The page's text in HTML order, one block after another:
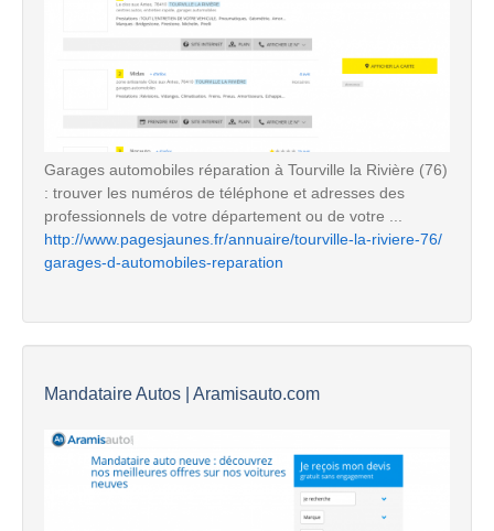
Garages automobiles réparation à Tourville la Rivière (76)
: trouver les numéros de téléphone et adresses des
professionnels de votre département ou de votre ...
http://www.pagesjaunes.fr/annuaire/tourville-la-riviere-76/
garages-d-automobiles-reparation
Mandataire Autos | Aramisauto.com